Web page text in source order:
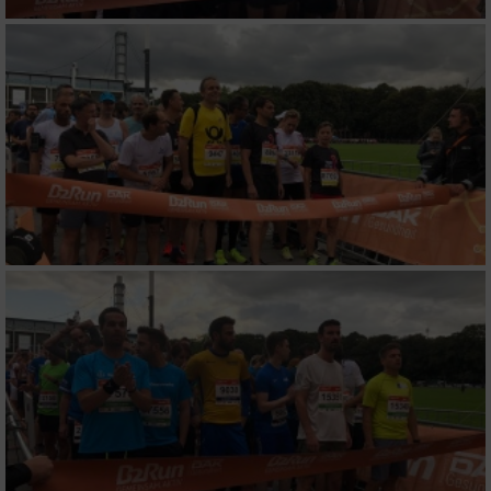
Geräte anhand von aktiv angeforderten
Informationen identifizieren
Nicht-IAB-Verarbeitungszwecke:
Notwendig
Performance
Werbung